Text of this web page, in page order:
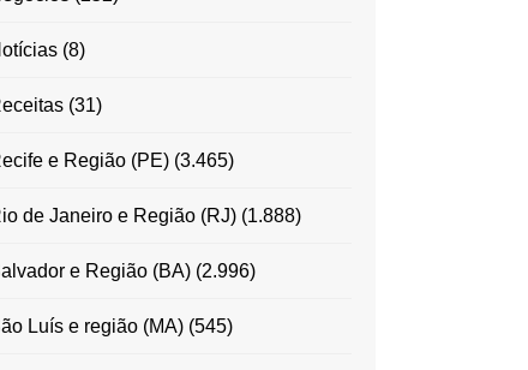
(8)
(31)
e Região (PE)(3.465)
de Janeiro e Região (RJ)(1.888)
e Região (BA)(2.996)
Luís e região (MA)(545)